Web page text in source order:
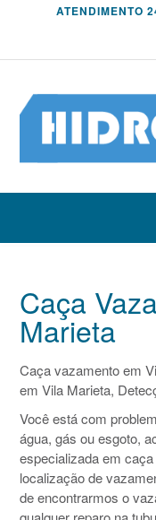
ATENDIMENTO
Caça
Marieta
Caça vazamento em
em Vila Marieta,
Você está com
água, gás ou esgoto,
especializada em
localização de
de encontrarmos o